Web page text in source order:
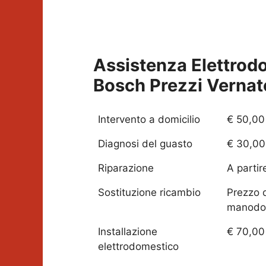
Assistenza
Bosch Prezzi
Intervento a domicilio € 50,00
Diagnosi del guasto € 30,00
Riparazione A
Sostituzione ricambio
Prezzo
Installazione
elettrodomestico
€ 70,00